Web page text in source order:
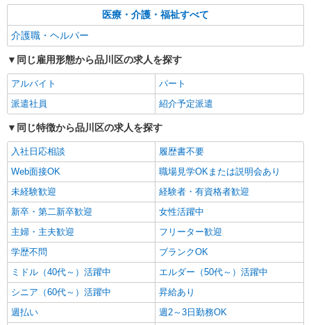
[ 綺麗 ]高級シニアマンションで生活ケア/見守
りなど/不動前駅
詳細を見る
医療・介護・福祉すべて
介護職・ヘルパー
同じ雇用形態から品川区の求人を探す
アルバイト
パート
派遣社員
紹介予定派遣
同じ特徴から品川区の求人を探す
入社日応相談
履歴書不要
Web面接OK
職場見学OKまたは説明会あり
未経験歓迎
経験者・有資格者歓迎
新卒・第二新卒歓迎
女性活躍中
主婦・主夫歓迎
フリーター歓迎
学歴不問
ブランクOK
ミドル（40代～）活躍中
エルダー（50代～）活躍中
シニア（60代～）活躍中
昇給あり
週払い
週2～3日勤務OK